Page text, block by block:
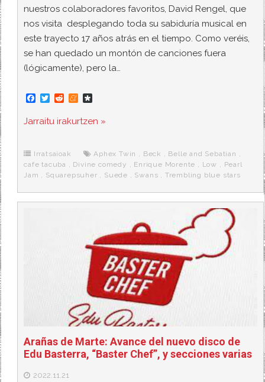
nuestros colaboradores favoritos, David Rengel, que
nos visita desplegando toda su sabiduría musical en
este trayecto 17 años atrás en el tiempo. Como veréis,
se han quedado un montón de canciones fuera
(lógicamente), pero la…
F
c
e
o
k
T
i
t
r
R
d
d
M
n
e
e
a
s
r
a
Jarraitu irakurtzen »
Irratsaioak Aphex Twin , Beck , Belle and Sebatian ,
cafe tacuba , Divine comedy , Enrique Morente , Low , Pearl
Jam , Squarepsuher , Suede , Swans , Trembling blue stars
Arañas de Marte: Avance del nuevo disco de
Edu Basterra, “Baster Chef”, y secciones varias
2022.11.21